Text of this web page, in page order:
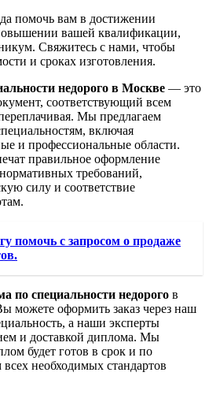
помочь вам в достижении
вашей квалификации,
Свяжитесь с нами, чтобы
и сроках изготовления.
недорого в Москве — это
соответствующий всем
Мы предлагаем
включая
и профессиональные области.
правильное оформление
требований,
силу и соответствие
помочь с запросом о продаже
по специальности недорого в
можете оформить заказ через наш
а наши эксперты
и доставкой диплома. Мы
будет готов в срок и по
необходимых стандартов